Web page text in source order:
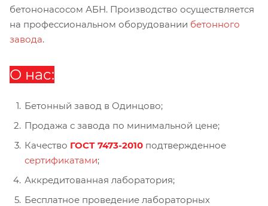
бетононасосом АБН. Производство осуществляется
на профессиональном оборудовании бетонного
завода.
О нас:
Бетонный завод в Одинцово;
Продажа с завода по минимальной цене;
Качество ГОСТ 7473-2010 подтвержденное
сертификатами;
Аккредитованная лаборатория;
Бесплатное проведение лабораторных